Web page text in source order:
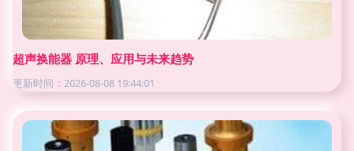
超声换能器 原理、应用与未来趋势
更新时间：2026-08-08 19:44:01